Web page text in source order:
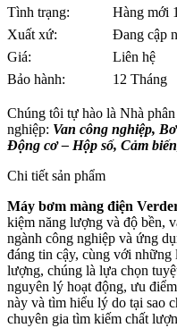
Tình trạng:
Hàng mới
Xuất xứ:
Đang cập
Giá:
Liên hệ
Bảo hành:
12 Tháng
Chúng tôi tự hào là Nhà
nghiệp: Van công nghiệp,
Động cơ – Hộp số, Cảm
Chi tiết sản phẩm
Máy bơm màng điện
kiệm năng lượng và độ bền,
ngành công nghiệp và ứng
đáng tin cậy, cùng với những
lượng, chúng là lựa chọn
nguyên lý hoạt động, ưu
này và tìm hiểu lý do tại sao
chuyên gia tìm kiếm chất